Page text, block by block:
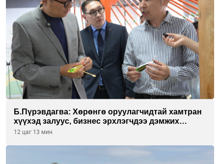
Б.Пүрэвдагва: Хөрөнгө оруулагчидтай хамтран
хүүхэд залуус, бизнес эрхлэгчдээ дэмжих
инкубатор төвүүдийг хотын захын
12 цаг 13 мин